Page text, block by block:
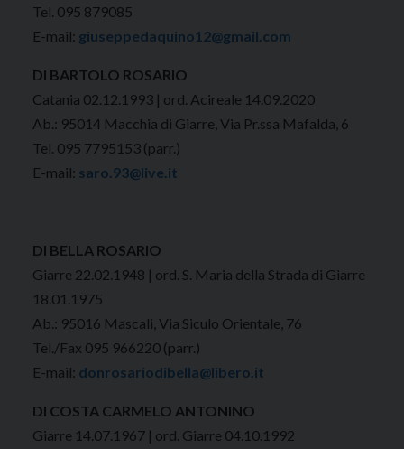
Tel. 095 879085
E-mail: giuseppedaquino12@gmail.com
DI BARTOLO ROSARIO
Catania 02.12.1993 | ord. Acireale 14.09.2020
Ab.: 95014 Macchia di Giarre, Via Pr.ssa Mafalda, 6
Tel. 095 7795153 (parr.)
E-mail: saro.93@live.it
DI BELLA ROSARIO
Giarre 22.02.1948 | ord. S. Maria della Strada di Giarre
18.01.1975
Ab.: 95016 Mascali, Via Siculo Orientale, 76
Tel./Fax 095 966220 (parr.)
E-mail: donrosariodibella@libero.it
DI COSTA CARMELO ANTONINO
Giarre 14.07.1967 | ord. Giarre 04.10.1992